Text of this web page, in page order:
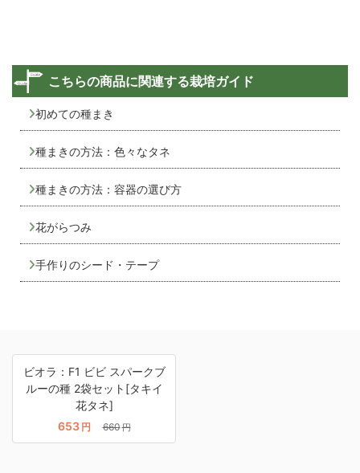
こちらの商品に関連する栽培ガイド
初めての種まき
種まきの方法：色々なタネ
種まきの方法：容器の選び方
花がらつみ
手作りのシード・テープ
ビオラ：F1 ビビ スパークブ
ルーの種 2袋セット[タキイ
花タネ]
653 円 660円